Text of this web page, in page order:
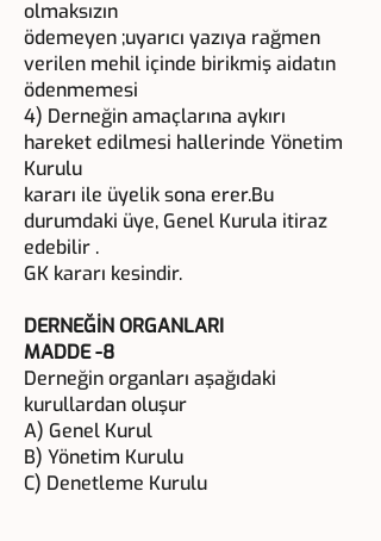
olmaksızın
ödemeyen ;uyarıcı yazıya rağmen
verilen mehil içinde birikmiş aidatın
ödenmemesi
4) Derneğin amaçlarına aykırı
hareket edilmesi hallerinde Yönetim
Kurulu
kararı ile üyelik sona erer.Bu
durumdaki üye, Genel Kurula itiraz
edebilir .
GK kararı kesindir.
DERNEĞİN ORGANLARI
MADDE -8
Derneğin organları aşağıdaki
kurullardan oluşur
A) Genel Kurul
B) Yönetim Kurulu
C) Denetleme Kurulu